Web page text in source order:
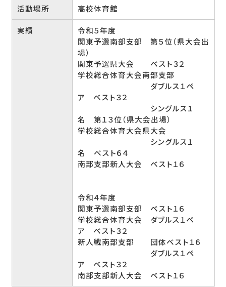
活動場所 高校体育館
実績
令和５年度
関東予選南部支部 第５位（県大会出
場）
関東予選県大会 ベスト３２
学校総合体育大会南部支部
ダブルス１ペ
ア ベスト３２
シングルス１
名 第１３位（県大会出場）
学校総合体育大会県大会
シングルス１
名 ベスト６４
南部支部新人大会 ベスト１６
令和４年度
関東予選南部支部 ベスト１６
学校総合体育大会 ダブルス１ペ
ア ベスト３２
新人戦南部支部 団体ベスト１６
ダブルス１ペ
ア ベスト３２
南部支部新人大会 ベスト１６